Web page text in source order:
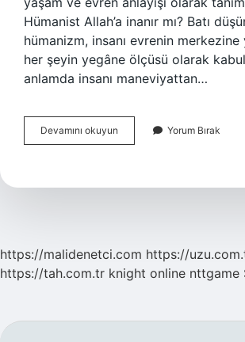
Hümanist Allah’a inanır mı? Batı
hümanizm, insanı evrenin
her şeyin yegâne ölçüsü olarak
anlamda insanı maneviyattan…
Devamını okuyun Hümanist
Bir
Demek
Yorum Bırak
https://malidenetci.com https://
https://tah.com.tr knight online nttgame